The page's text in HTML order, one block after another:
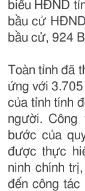
biểu HĐND
bầu cử
bầu cử, 924
Toàn tỉnh đã
ứng với
của tỉnh tính
người.
bước của
được thực
ninh chính
đến công tác